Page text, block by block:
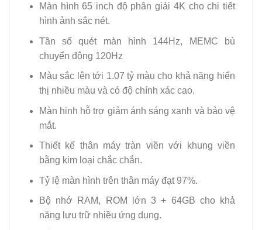
Màn hình 65 inch độ phân giải 4K cho chi tiết
hình ảnh sắc nét.
Tần số quét màn hình 144Hz, MEMC bù
chuyển động 120Hz
Màu sắc lên tới 1.07 tỷ màu cho khả năng hiển
thị nhiều màu và có độ chính xác cao.
Màn hinh hỗ trợ giảm ánh sáng xanh và bảo vệ
mắt.
Thiết kế thân máy tràn viền với khung viền
bằng kim loại chắc chắn.
Tỷ lệ màn hình trên thân máy đạt 97%.
Bộ nhớ RAM, ROM lớn 3 + 64GB cho khả
năng lưu trữ nhiều ứng dụng.